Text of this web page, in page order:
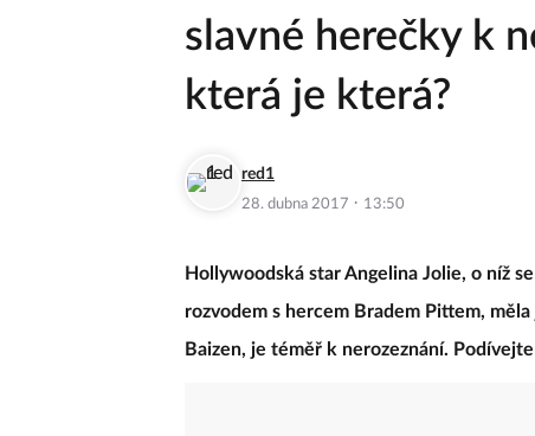
slavné herečky k
která je která?
red1
28. dubna 2017 · 13:50
Hollywoodská star Angelina Jolie, o níž
rozvodem s hercem Bradem Pittem,
Baizen, je téměř k nerozeznání.